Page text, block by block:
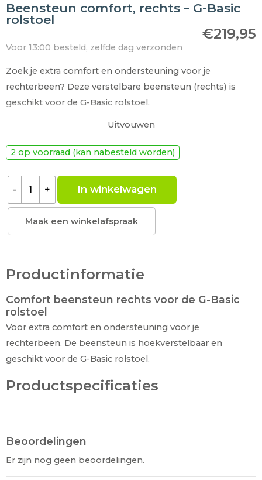
Beensteun comfort, rechts – G-Basic
rolstoel
€219,95
Voor 13:00 besteld, zelfde dag verzonden
Zoek je extra comfort en ondersteuning voor je
rechterbeen? Deze verstelbare beensteun (rechts) is
geschikt voor de G-Basic rolstoel.
In hoogte en lengte verstelbaar
Voorzien van wegklapbare kuitplaat
Lees meer
Uitvouwen
2 op voorraad (kan nabesteld worden)
- + In winkelwagen
Maak een winkelafspraak
Productinformatie
Comfort beensteun rechts voor de G-Basic
rolstoel
Voor extra comfort en ondersteuning voor je
rechterbeen. De beensteun is hoekverstelbaar en
geschikt voor de G-Basic rolstoel.
Productspecificaties
Beoordelingen
Er zijn nog geen beoordelingen.